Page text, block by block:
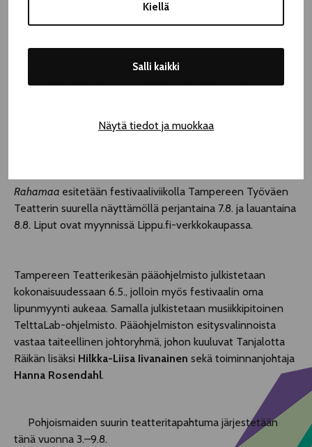
Kiellä
Salli kaikki
Näytä tiedot ja muokkaa
oli osa Tarton kulttuuripääkaupungin pääohjelmaa.
tukevat Viron suurlähetystö Suomessa, Viron
Rahamaa esitetään festivaaliviikolla Tampereen Työväen
Teatterin suurella näyttämöllä perjantaina 7.8. ja lauantaina
8.8. Liput ovat myynnissä Lippu.fi-verkkokaupassa.
Tampereen Teatterikesän pääohjelmisto julkistetaan
kokonaisuudessaan 6.5., jolloin myös festivaalin oma
lipunmyynti aukeaa. Samalla julkistetaan musiikkipitoinen
TelttaLab-ohjelmisto. Pääohjelmiston esitysvalinnoista
vastaa taiteellinen johtoryhmä, johon kuuluvat Tanjalotta
Räikän lisäksi Hilkka-Liisa Iivanainen sekä toiminnanjohtaja
Hanna Rosendahl.
Pohjoismaiden suurin teatteritapahtuma järjestetään
tänä vuonna 3.–9.8.